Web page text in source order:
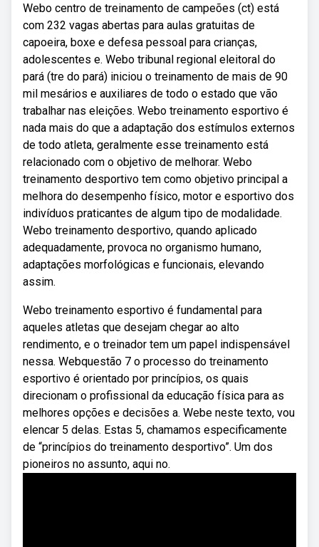
Webo centro de treinamento de campeões (ct) está
com 232 vagas abertas para aulas gratuitas de
capoeira, boxe e defesa pessoal para crianças,
adolescentes e. Webo tribunal regional eleitoral do
pará (tre do pará) iniciou o treinamento de mais de 90
mil mesários e auxiliares de todo o estado que vão
trabalhar nas eleições. Webo treinamento esportivo é
nada mais do que a adaptação dos estímulos externos
de todo atleta, geralmente esse treinamento está
relacionado com o objetivo de melhorar. Webo
treinamento desportivo tem como objetivo principal a
melhora do desempenho físico, motor e esportivo dos
indivíduos praticantes de algum tipo de modalidade.
Webo treinamento desportivo, quando aplicado
adequadamente, provoca no organismo humano,
adaptações morfológicas e funcionais, elevando
assim.
Webo treinamento esportivo é fundamental para
aqueles atletas que desejam chegar ao alto
rendimento, e o treinador tem um papel indispensável
nessa. Webquestão 7 o processo do treinamento
esportivo é orientado por princípios, os quais
direcionam o profissional da educação física para as
melhores opções e decisões a. Webe neste texto, vou
elencar 5 delas. Estas 5, chamamos especificamente
de “princípios do treinamento desportivo”. Um dos
pioneiros no assunto, aqui no.